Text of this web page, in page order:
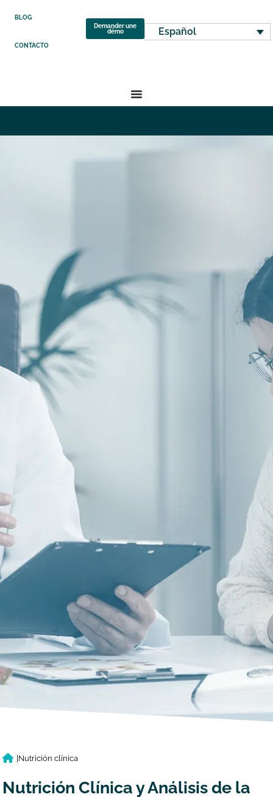
BLOG
CONTACTO
Demander une
démo
Español
Nutrición clínica
Nutrición Clínica y Análisis de la